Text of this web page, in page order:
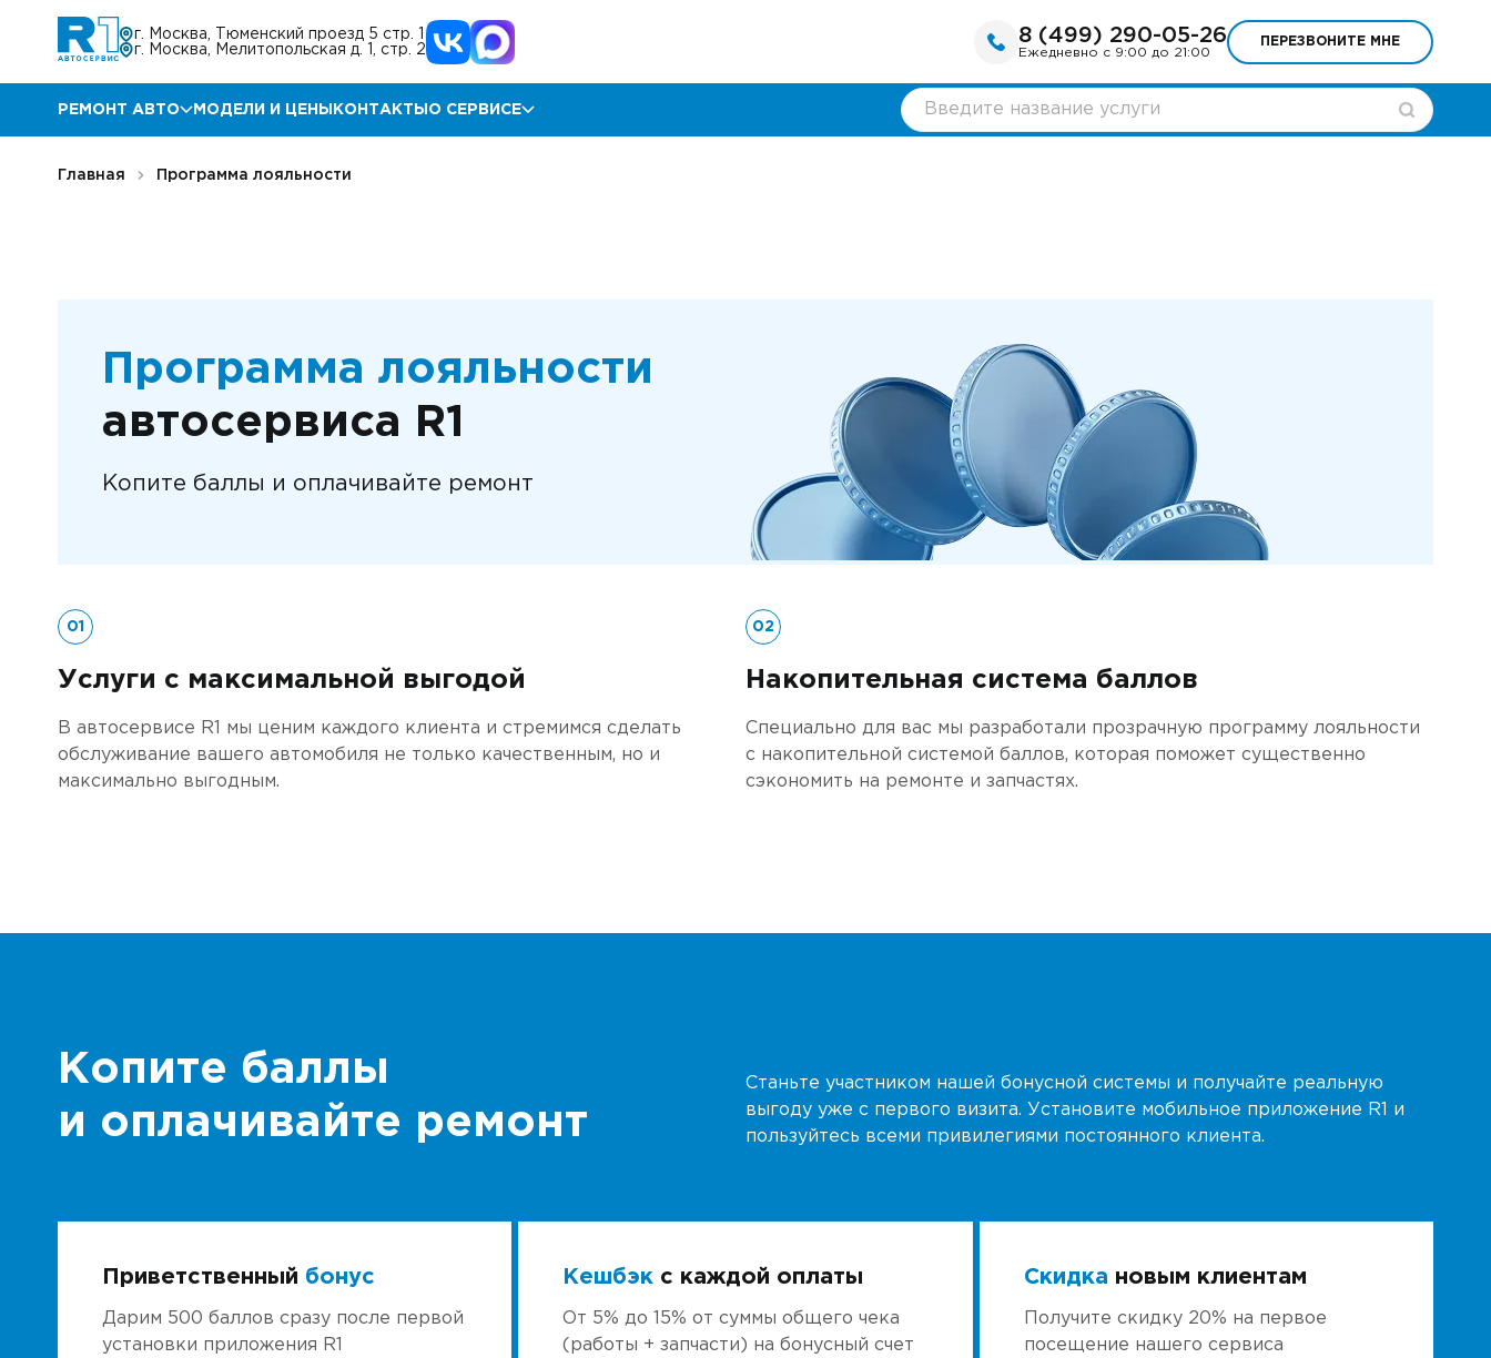
г. Москва, Тюменский проезд 5 стр. 1
г. Москва, Мелитопольская д. 1, стр. 2
8 (499) 290-05-26
Ежедневно с 9:00 до 21:00
ПЕРЕЗВОНИТЕ МНЕ
РЕМОНТ АВТО
Ремонт Мазда
Ремонт Сузуки
МОДЕЛИ И ЦЕНЫ КОНТАКТЫ О СЕРВИСЕ
Блог
Наша команда
Сертификаты
Главная Программа лояльности
Программа лояльности
автосервиса R1
Копите баллы и оплачивайте ремонт
01
Услуги с максимальной выгодой
В автосервисе R1 мы ценим каждого клиента и стремимся сделать
обслуживание вашего автомобиля не только качественным, но и
максимально выгодным.
02
Накопительная система баллов
Специально для вас мы разработали прозрачную программу лояльности
с накопительной системой баллов, которая поможет существенно
сэкономить на ремонте и запчастях.
Копите баллы
и оплачивайте ремонт
Станьте участником нашей бонусной системы и получайте реальную
выгоду уже с первого визита. Установите мобильное приложение R1 и
пользуйтесь всеми привилегиями постоянного клиента.
Приветственный бонус
Дарим 500 баллов сразу после первой
установки приложения R1
Кешбэк с каждой оплаты
От 5% до 15% от суммы общего чека
(работы + запчасти) на бонусный счет
Скидка новым клиентам
Получите скидку 20% на первое
посещение нашего сервиса